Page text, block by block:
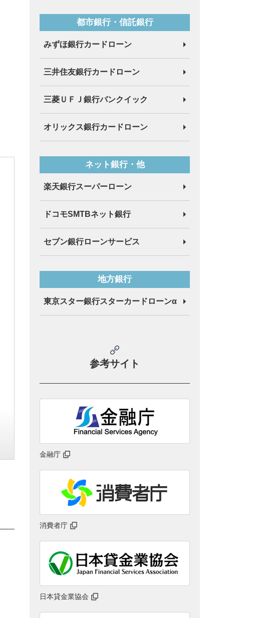
都市銀行・信託銀行
みずほ銀行カードローン
三井住友銀行カードローン
三菱ＵＦＪ銀行バンクイック
オリックス銀行カードローン
ネット銀行・他
楽天銀行スーパーローン
ドコモSMTBネット銀行
セブン銀行ローンサービス
地方銀行
東京スター銀行スターカードローンα
参考サイト
金融庁
消費者庁
日本貸金業協会